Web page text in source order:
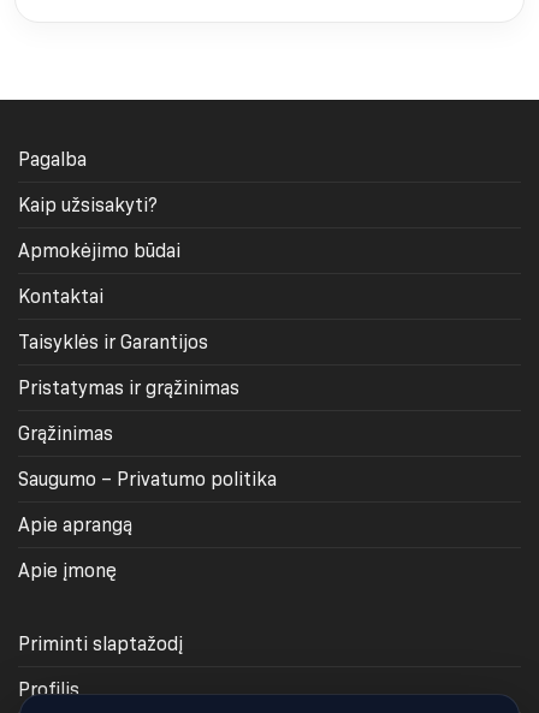
Pagalba
Kaip užsisakyti?
Apmokėjimo būdai
Kontaktai
Taisyklės ir Garantijos
Pristatymas ir grąžinimas
Grąžinimas
Saugumo – Privatumo politika
Apie aprangą
Apie įmonę
Priminti slaptažodį
Profilis